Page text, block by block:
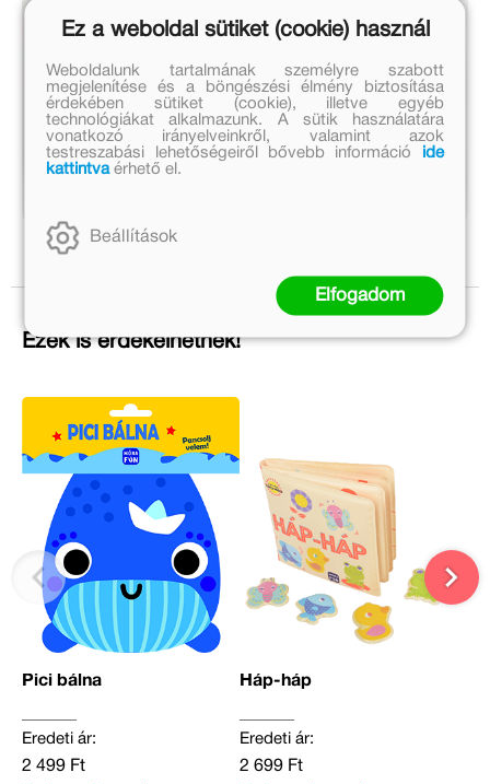
Ezek is érdekelhetnek!
Pici bálna
Eredeti ár:
2 499 Ft
Háp-háp
Eredeti ár:
2 699 Ft
Ez a weboldal sütiket (cookie) használ
Weboldalunk tartalmának személyre szabott
megjelenítése és a böngészési élmény biztosítása
érdekében sütiket (cookie), illetve egyéb
technológiákat alkalmazunk. A sütik használatára
vonatkozó irányelveinkről, valamint azok
testreszabási lehetőségeiről bővebb információ
ide
kattintvaérhető el.
Beállítások
Elfogadom